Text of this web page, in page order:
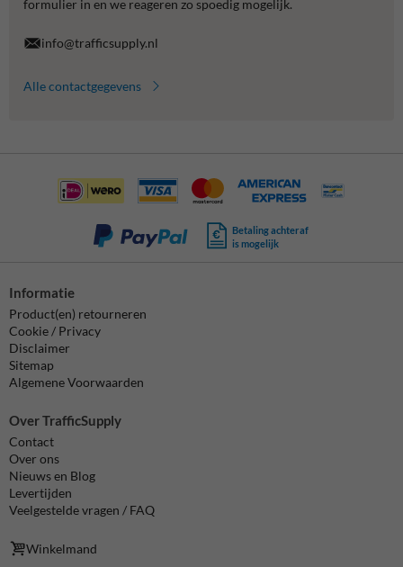
formulier in en we reageren zo spoedig mogelijk.
info@trafficsupply.nl
Alle contactgegevens
Betaling achteraf
is mogelijk
Informatie
Product(en) retourneren
Cookie / Privacy
Disclaimer
Sitemap
Algemene Voorwaarden
Over TrafficSupply
Contact
Over ons
Nieuws en Blog
Levertijden
Veelgestelde vragen / FAQ
Winkelmand